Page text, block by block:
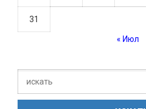
31
« Июл